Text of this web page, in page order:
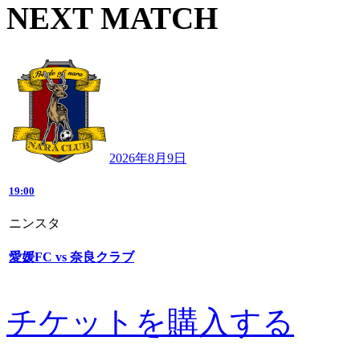
NEXT MATCH
2026年8月9日
19:00
ニンスタ
愛媛FC vs 奈良クラブ
チケットを購入する